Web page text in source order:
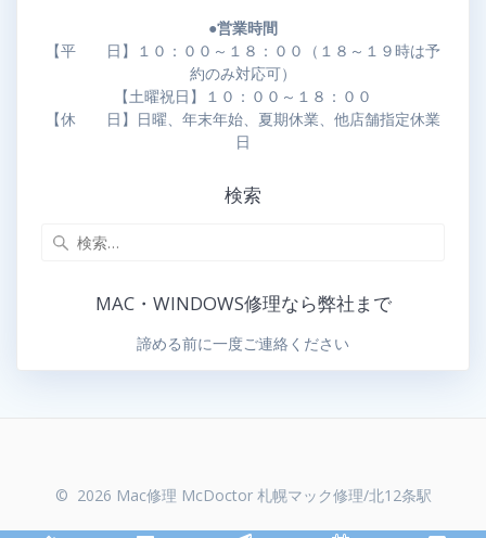
●営業時間
【平 日】１０：００～１８：００（１８～１９時は予
約のみ対応可）
【土曜祝日】１０：００～１８：００
【休 日】日曜、年末年始、夏期休業、他店舗指定休業
日
検索
MAC・WINDOWS修理なら弊社まで
諦める前に一度ご連絡ください
© 2026 Mac修理 McDoctor 札幌マック修理/北12条駅